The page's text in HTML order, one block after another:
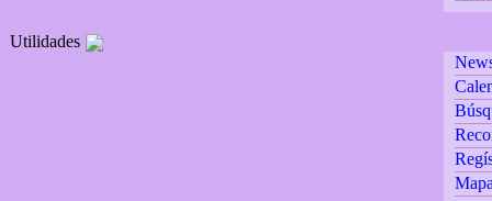
Utilidades